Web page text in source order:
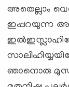
അതെല്ലാം
ഇപ്പറയുന്ന
ഞാനൊരു